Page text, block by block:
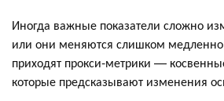
Иногда важные показатели сложно
или они меняются слишком
приходят прокси-метрики —
которые предсказывают изменения